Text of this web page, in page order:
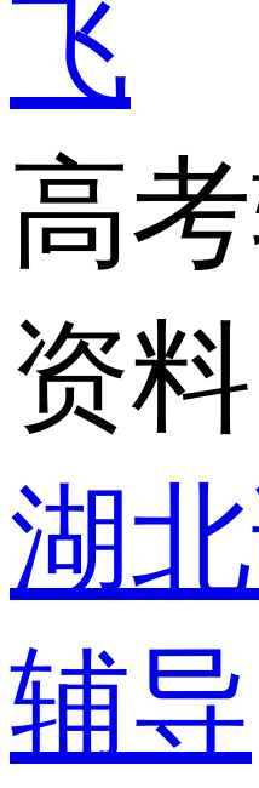
飞
高
资料
湖
辅导